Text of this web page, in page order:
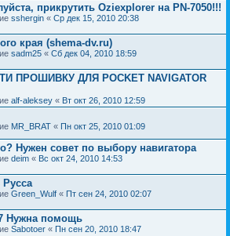
прикрутить Oziexplorer на PN-7050!!!
sshergin « Ср дек 15, 2010 20:38
края (shema-dv.ru)
sadm25 « Сб дек 04, 2010 18:59
ПРОШИВКУ ДЛЯ POCKET NAVIGATOR
alf-aleksey « Вт окт 26, 2010 12:59
MR_BRAT « Пн окт 25, 2010 01:09
Нужен совет по выбору навигатора
deim « Вс окт 24, 2010 14:53
Green_Wulf « Пт сен 24, 2010 02:07
Нужна помощь
Sabotoer « Пн сен 20, 2010 18:47